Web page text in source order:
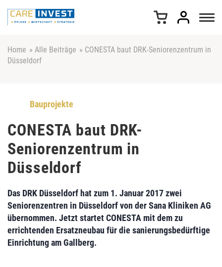
Home » Alle Beiträge » CONESTA baut DRK-Seniorenzentrum in
Düsseldorf
Bauprojekte
CONESTA baut DRK-
Seniorenzentrum in
Düsseldorf
Das DRK Düsseldorf hat zum 1. Januar 2017 zwei
Seniorenzentren in Düsseldorf von derSana Kliniken AG
übernommen. Jetzt startetCONESTA mit dem zu
errichtenden Ersatzneubau für die sanierungsbedürftige
Einrichtung am Gallberg.